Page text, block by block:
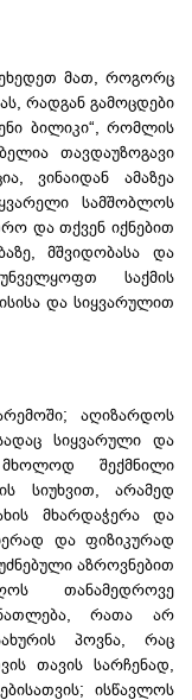
მათ, როგორც
რადგან გამოცდები
ბილიკი“, რომლის
თავდაუზოგავი
ვინაიდან ამაზეა
სამშობლოს
და თქვენ იქნებით
მშვიდობასა და
საქმის
და სიყვარულით
აღიზარდოს
სიყვარული და
შექმნილი
სიუხვით, არამედ
მხარდაჭერა და
და ფიზიკურად
აზროვნებით
თანამედროვე
რათა არ
პოვნა, რაც
თავის სარჩენად,
ისწავლოს